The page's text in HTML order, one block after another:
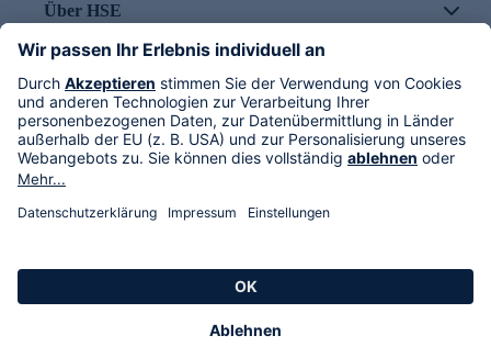
Über HSE
Im TV
HSE International